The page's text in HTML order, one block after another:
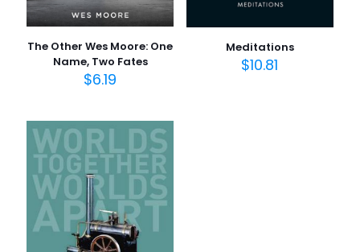
İsim *
posta *
Daha sonraki yorumlarımda kullanılması için adım, e-
posta adresim ve site adresim bu tarayıcıya
kaydedilsin.
The Other Wes Moore: One
Name, Two Fates
$6.19
Meditations
$10.81